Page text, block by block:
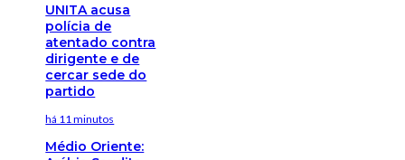
UNITA acusa
polícia de
atentado contra
dirigente e de
cercar sede do
partido
há 11 minutos
Médio Oriente: